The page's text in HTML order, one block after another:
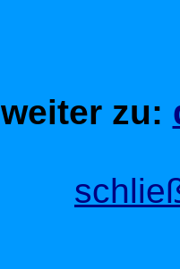
weiter zu: